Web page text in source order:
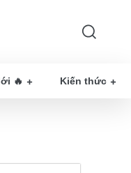
🔥 Kiến thức